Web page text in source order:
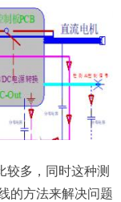
较多，同时这种测
的方法来解决问题